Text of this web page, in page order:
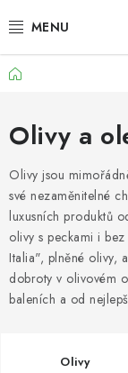
na
DÁRKOVÉ SADY A
OŘECHY
CHIPSY, SLANÉ
JAPONSKÁ SMĚS
SEMENA A
SEMENA A
Domů
Olivy a
Olivy jsou
své nezaměnitelné
luxusních produktů
olivy s peckami i
Italia", plněné olivy,
dobroty v olivovém
baleních a od
Olivy